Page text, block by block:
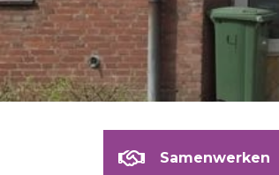
Samenwerken